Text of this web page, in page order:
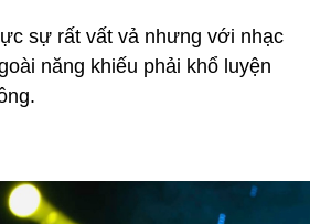
sự rất vất vả nhưng với nhạc
năng khiếu phải khổ luyện